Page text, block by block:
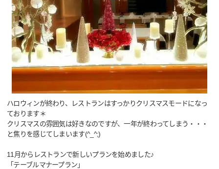
ハロウィンが終わり、レストランはすっかりクリスマスモードになっ
ております＊
クリスマスの雰囲気は好きなのですが、一年が終わってしまう・・・
と焦りを感じてしまいます(^_^;)
11月からレストランで新しいプランを始めました♪
「テーブルマナープラン」